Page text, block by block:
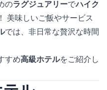
のラグジュアリーでハイク
美味しいご飯やサービス
では、非日常な贅沢な時間
すめ高級ホテルをご紹介し